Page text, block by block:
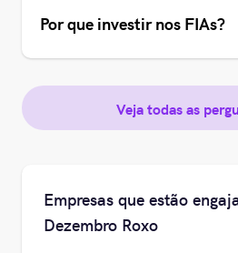
Por que investir nos FIAs?
Veja todas as
Empresas que estão
Dezembro Roxo